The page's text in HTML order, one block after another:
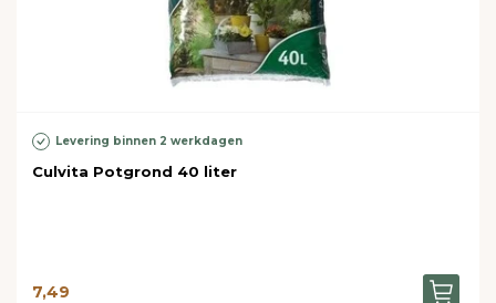
Levering binnen 2 werkdagen
Culvita Potgrond 40 liter
7,49